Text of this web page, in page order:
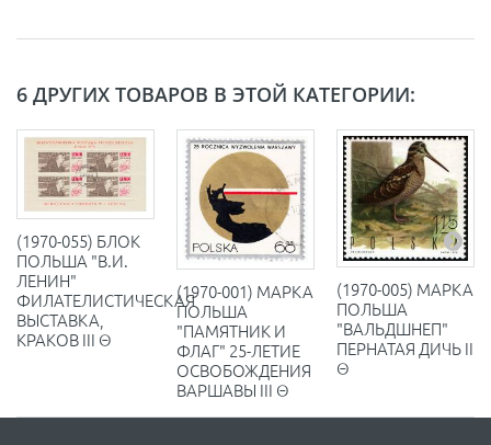
6 ДРУГИХ ТОВАРОВ В ЭТОЙ КАТЕГОРИИ:
(1970-055) БЛОК
ПОЛЬША "В.И.
ЛЕНИН"
ФИЛАТЕЛИСТИЧЕСКАЯ
ВЫСТАВКА,
КРАКОВ III Θ
(1970-001) МАРКА
ПОЛЬША
"ПАМЯТНИК И
ФЛАГ" 25-ЛЕТИЕ
ОСВОБОЖДЕНИЯ
ВАРШАВЫ III Θ
(1970-005) МАРКА
ПОЛЬША
"ВАЛЬДШНЕП"
ПЕРНАТАЯ ДИЧЬ II
Θ